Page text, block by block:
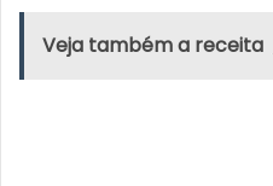
Veja também a receita